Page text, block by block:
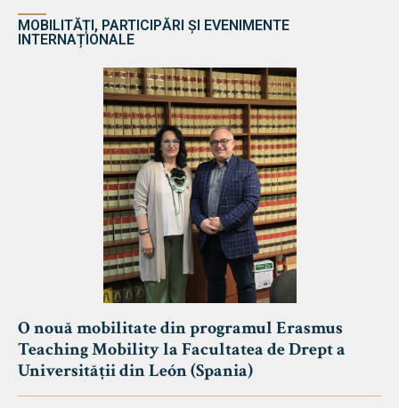
MOBILITĂȚI, PARTICIPĂRI ȘI EVENIMENTE
INTERNAȚIONALE
O nouă mobilitate din programul Erasmus
Teaching Mobility la Facultatea de Drept a
Universității din León (Spania)